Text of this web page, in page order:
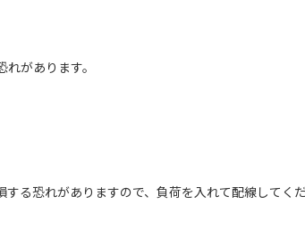
があります。
る恐れがありますので、負荷を入れて配線してく